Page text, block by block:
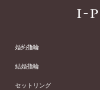
婚約指輪
婚約指輪 (エンゲージリング)
婚約指輪一覧
結婚指輪
結婚指輪 (マリッジリング)
セットリング